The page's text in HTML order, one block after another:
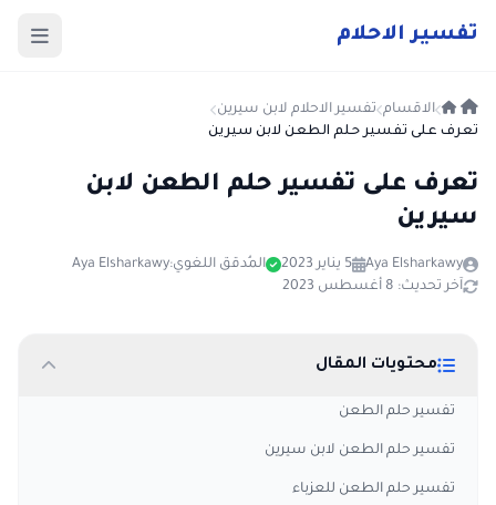
تفسير الاحلام
الاقسام تفسير الاحلام لابن سيرين
تعرف على تفسير حلم الطعن لابن سيرين
تعرف على تفسير حلم الطعن لابن
سيرين
Aya Elsharkawy 5 يناير 2023 المُدقق اللغوي:Aya Elsharkawy
آخر تحديث: 8 أغسطس 2023
محتويات المقال
تفسير حلم الطعن
تفسير حلم الطعن لابن سيرين
تفسير حلم الطعن للعزباء